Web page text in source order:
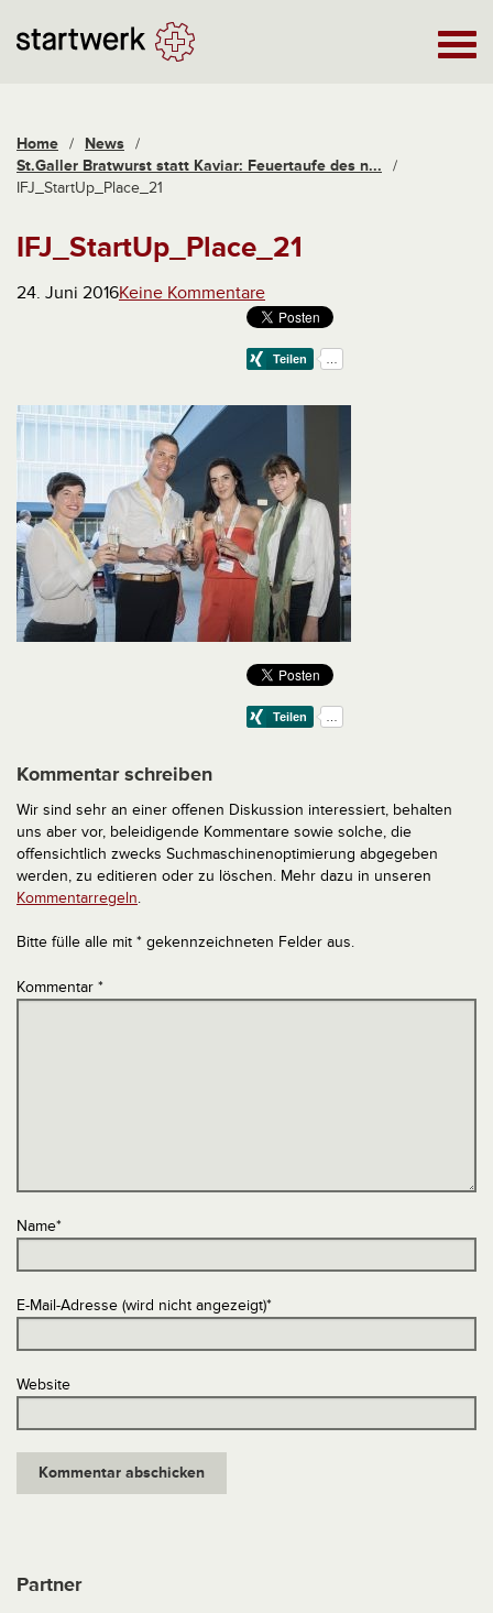
Home / News /
St.Galler Bratwurst statt Kaviar: Feuertaufe des n...
/
IFJ_StartUp_Place_21
IFJ_StartUp_Place_21
24. Juni 2016Keine Kommentare
Kommentar schreiben
Wir sind sehr an einer offenen Diskussion interessiert, behalten
uns aber vor, beleidigende Kommentare sowie solche, die
offensichtlich zwecks Suchmaschinenoptimierung abgegeben
werden, zu editieren oder zu löschen. Mehr dazu in unseren
Kommentarregeln.
Bitte fülle alle mit * gekennzeichneten Felder aus.
Kommentar *
Name*
E-Mail-Adresse (wird nicht angezeigt)*
Website
Partner